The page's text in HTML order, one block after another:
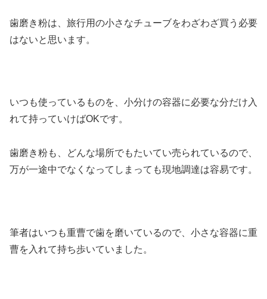
歯磨き粉は、旅行用の小さなチューブをわざわざ買う必要
はないと思います。
いつも使っているものを、小分けの容器に必要な分だけ入
れて持っていけばOKです。
歯磨き粉も、どんな場所でもたいてい売られているので、
万が一途中でなくなってしまっても現地調達は容易です。
筆者はいつも重曹で歯を磨いているので、小さな容器に重
曹を入れて持ち歩いていました。